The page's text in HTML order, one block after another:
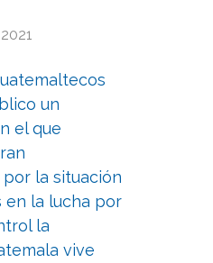
un
el que
la situación
en la lucha por
la
vive